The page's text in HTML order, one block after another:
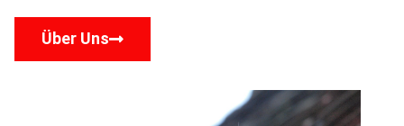
Über Uns